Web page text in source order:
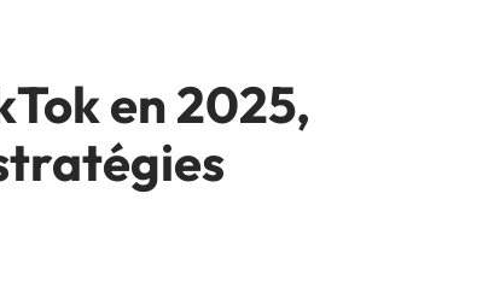
en 2025,